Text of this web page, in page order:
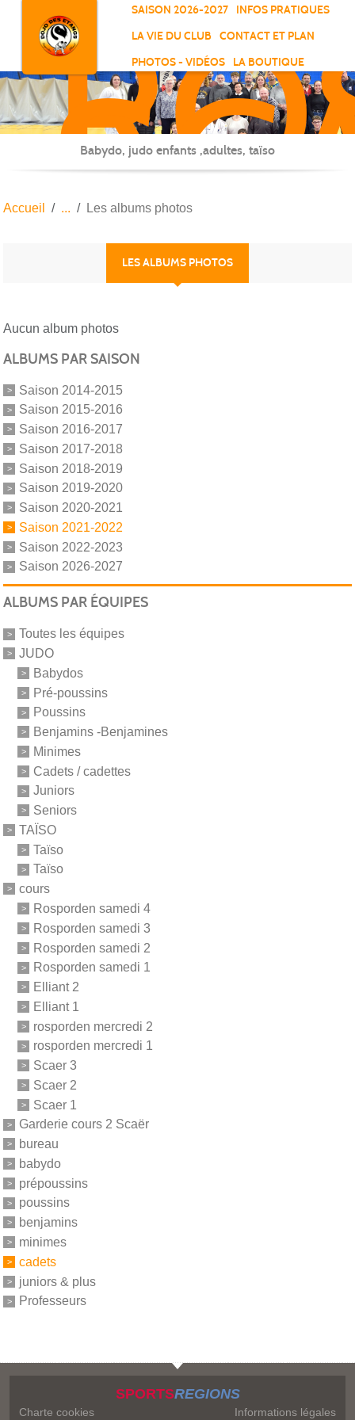
SAISON 2026-2027
INFOS PRATIQUES
LA VIE DU CLUB
CONTACT ET PLAN
PHOTOS - VIDÉOS
LA BOUTIQUE
-
-
Babydo, judo enfants ,adultes, taïso
Accueil Les albums photos
LES ALBUMS PHOTOS
Aucun album photos
ALBUMS PAR SAISON
Saison 2014-2015
Saison 2015-2016
Saison 2016-2017
Saison 2017-2018
Saison 2018-2019
Saison 2019-2020
Saison 2020-2021
Saison 2021-2022
Saison 2022-2023
Saison 2026-2027
ALBUMS PAR ÉQUIPES
Toutes les équipes
JUDO
Babydos
Pré-poussins
Poussins
Benjamins -Benjamines
Minimes
Cadets / cadettes
Juniors
Seniors
TAÏSO
Taïso
Taïso
cours
Rosporden samedi 4
Rosporden samedi 3
Rosporden samedi 2
Rosporden samedi 1
Elliant 2
Elliant 1
rosporden mercredi 2
rosporden mercredi 1
Scaer 3
Scaer 2
Scaer 1
Garderie cours 2 Scaër
bureau
babydo
prépoussins
poussins
benjamins
minimes
cadets
juniors & plus
Professeurs
SPORTSREGIONS
Charte cookies Informations légales
Panneau de gestion des cookies